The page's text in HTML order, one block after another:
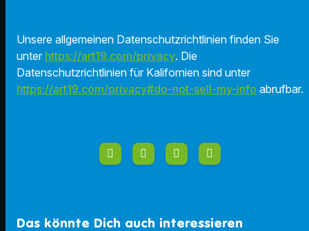
Unsere allgemeinen Datenschutzrichtlinien finden Sie
unter https://art19.com/privacy. Die
Datenschutzrichtlinien für Kalifornien sind unter
https://art19.com/privacy#do-not-sell-my-info abrufbar.
Das könnte Dich auch interessieren